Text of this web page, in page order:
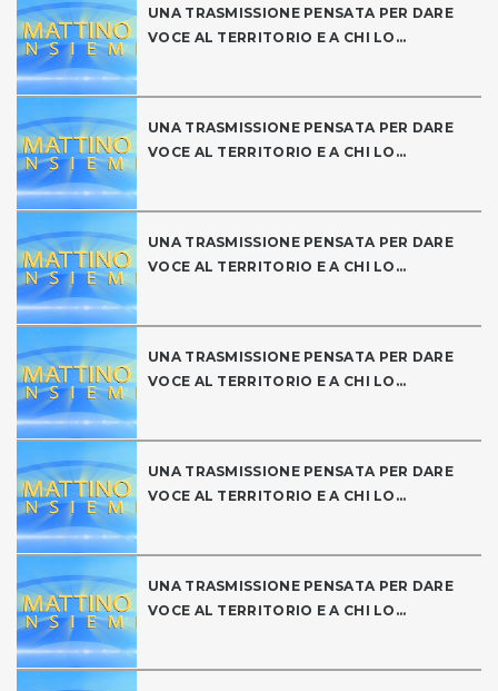
UNA TRASMISSIONE PENSATA PER DARE
VOCE AL TERRITORIO E A CHI LO...
UNA TRASMISSIONE PENSATA PER DARE
VOCE AL TERRITORIO E A CHI LO...
UNA TRASMISSIONE PENSATA PER DARE
VOCE AL TERRITORIO E A CHI LO...
UNA TRASMISSIONE PENSATA PER DARE
VOCE AL TERRITORIO E A CHI LO...
UNA TRASMISSIONE PENSATA PER DARE
VOCE AL TERRITORIO E A CHI LO...
UNA TRASMISSIONE PENSATA PER DARE
VOCE AL TERRITORIO E A CHI LO...